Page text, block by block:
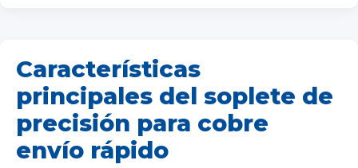
Características
principales del soplete de
precisión para cobre
envío rápido